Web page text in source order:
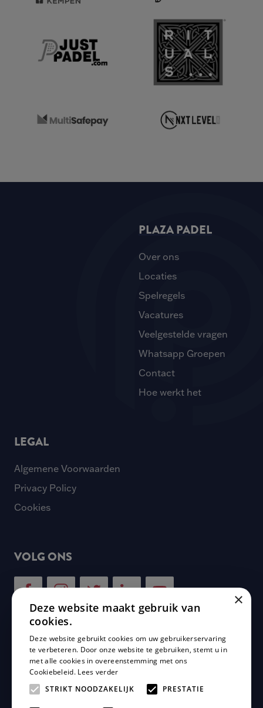
PLAZA PADEL
Over ons
Locaties
Spelregels
Vacatures
Veelgestelde vragen
Whatsapp Groepen
Contact
Hoe werkt het
LEGAL
Algemene Voorwaarden
Privacy Policy
Cookies
VOLG ONS
NIEUWSBRIEF
Schrijf je in voor onze nieuwsbrief en mis geen enkele
update van Plaza Padel!
×
Deze website maakt gebruik van
cookies.
Deze website gebruikt cookies om uw gebruikerservaring
te verbeteren. Door onze website te gebruiken, stemt u in
met alle cookies in overeenstemming met ons
Cookiebeleid. Lees verder
STRIKT NOODZAKELIJK
PRESTATIE